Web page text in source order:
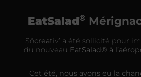
EatSalad®
Sõcreativ’ a été sollicité pour
du nouveau EatSalad® à
Cet été, nous avons eu la